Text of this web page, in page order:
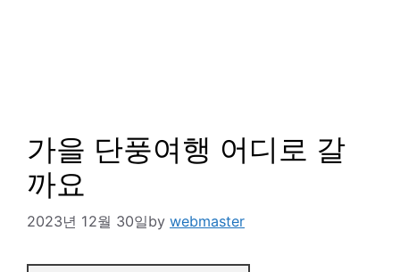
가을 단풍여행 어디로 갈
까요
2023년 12월 30일by webmaster